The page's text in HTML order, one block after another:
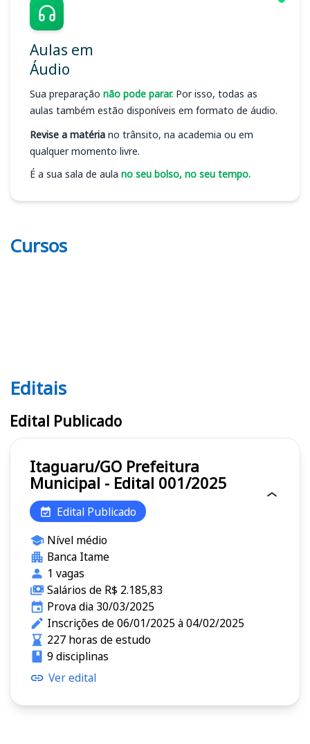
Aulas em
Áudio
Sua preparação não pode parar. Por isso, todas as
aulas também estão disponíveis em formato de áudio.
Revise a matéria no trânsito, na academia ou em
qualquer momento livre.
É a sua sala de aula no seu bolso, no seu tempo.
Cursos
Editais
Editais
Edital Publicado
Itaguaru/GO Prefeitura
Municipal - Edital 001/2025
Edital Publicado
Nível médio
Banca Itame
1 vagas
Salários de R$ 2.185,83
Prova dia 30/03/2025
Inscrições de 06/01/2025 à 04/02/2025
227 horas de estudo
9 disciplinas
Ver edital